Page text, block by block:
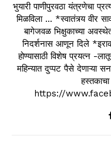
भुयारी पाणीपुरवठा यंत्रणेचा
मिळविला ... *स्वातंत्र्य वीर
बागेजवळ भिक्षुकाच्या
निदर्शनास आणून दिले
होण्यासाठी विशेष प्रयत्न -
महिन्यात दुप्पट पैसे देणाऱ्या
https://